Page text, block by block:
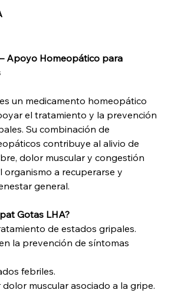
Apoyo Homeopático para
un medicamento homeopático
el tratamiento y la prevención
Su combinación de
contribuye al alivio de
dolor muscular y congestión
organismo a recuperarse y
general.
Gotas LHA?
de estados gripales.
la prevención de síntomas
febriles.
dolor muscular asociado a la gripe.